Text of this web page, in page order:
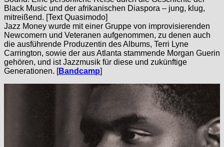
Black Music und der afrikanischen Diaspora – jung, klug,
mitreißend. [Text Quasimodo]
Jazz Money wurde mit einer Gruppe von improvisierenden
Newcomern und Veteranen aufgenommen, zu denen auch
die ausführende Produzentin des Albums, Terri Lyne
Carrington, sowie der aus Atlanta stammende Morgan Guerin
gehören, und ist Jazzmusik für diese und zukünftige
Generationen. [Bandcamp]